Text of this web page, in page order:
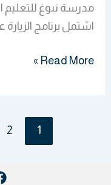
مدرسة نبوغ للتعليم
اشتمل برنامج
Read More »
1
2